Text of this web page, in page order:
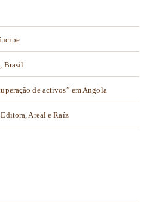
Brasil
de activos” em Angola
Areal e Raíz